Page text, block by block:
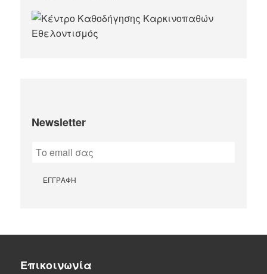
Newsletter
Επικοινωνία